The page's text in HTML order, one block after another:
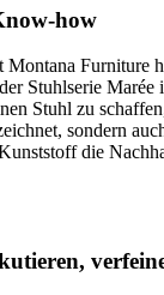
how
Furniture
Stuhlserie
Stuhl zu
sondern
die